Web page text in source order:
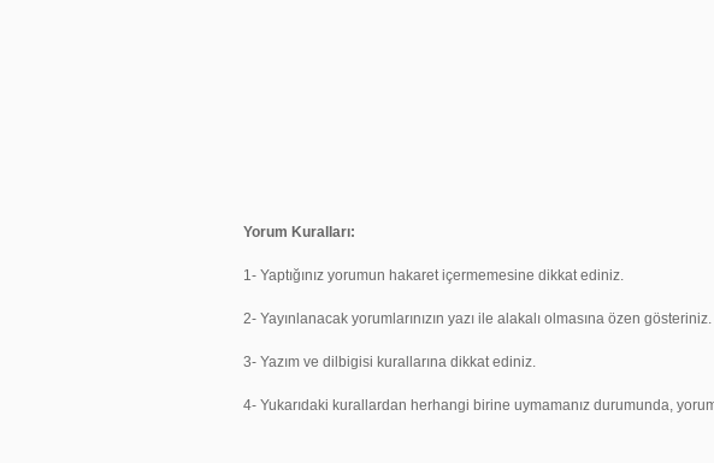
Yorum Kuralları:
1- Yaptığınız yorumun hakaret içermemesine dikkat ediniz.
2- Yayınlanacak yorumlarınızın yazı ile alakalı olmasına özen gösteriniz.
3- Yazım ve dilbigisi kurallarına dikkat ediniz.
4- Yukarıdaki kurallardan herhangi birine uymamanız durumunda,